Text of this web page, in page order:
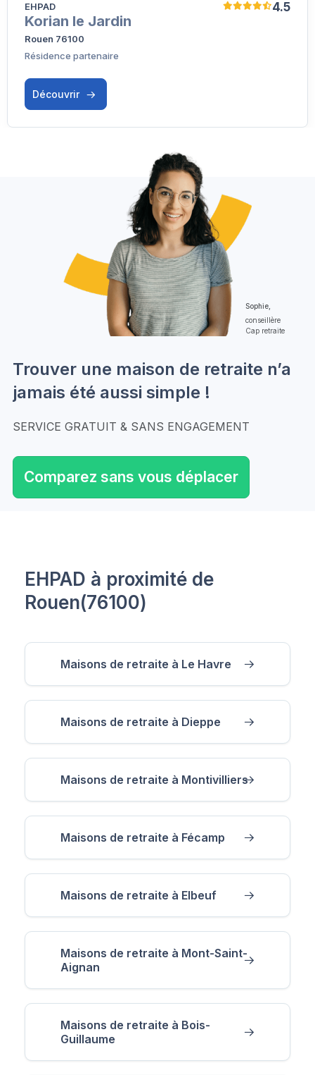
4.5
EHPAD
Korian le Jardin
Rouen 76100
Résidence partenaire
Découvrir
Sophie,
conseillère
Cap retraite
Trouver une maison de retraite n’a
jamais été aussi simple !
SERVICE GRATUIT & SANS ENGAGEMENT
Comparez sans vous déplacer
EHPAD à proximité de
Rouen(76100)
Maisons de retraite à Le Havre
Maisons de retraite à Dieppe
Maisons de retraite à Montivilliers
Maisons de retraite à Fécamp
Maisons de retraite à Elbeuf
Maisons de retraite à Mont-Saint-
Aignan
Maisons de retraite à Bois-
Guillaume